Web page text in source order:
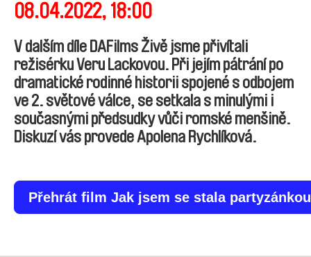
08.04.2022, 18:00
V dalším díle DAFilms Živě jsme přivítali
režisérku Veru Lackovou. Při jejím pátrání po
dramatické rodinné historii spojené s odbojem
ve 2. světové válce, se setkala s minulými i
současnými předsudky vůči romské menšině.
Diskuzí vás provede Apolena Rychlíková.
Přehrát film Jak jsem se stala partyzánkou